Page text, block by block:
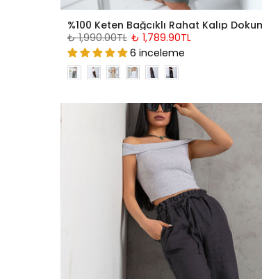
₺ 1,990.00TL ₺ 1,789.90TL
6 inceleme